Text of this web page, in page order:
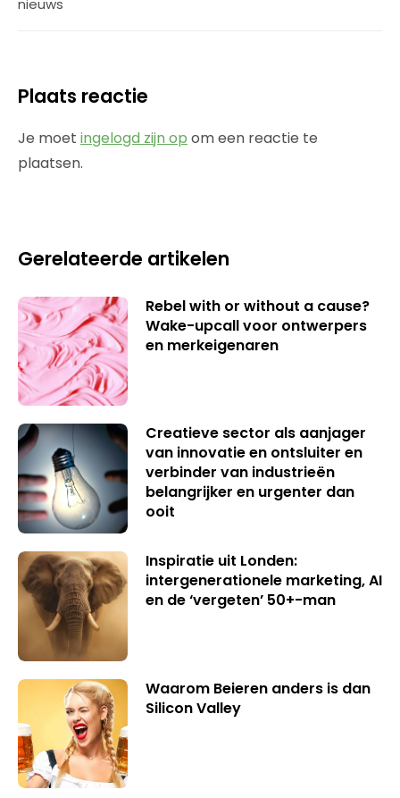
Plaats reactie
Je moet ingelogd zijn op om een reactie te
plaatsen.
Gerelateerde artikelen
Rebel with or without a cause?
Wake-upcall voor ontwerpers
en merkeigenaren
Creatieve sector als aanjager
van innovatie en ontsluiter en
verbinder van industrieën
belangrijker en urgenter dan
ooit
Inspiratie uit Londen:
intergenerationele marketing, AI
en de ‘vergeten’ 50+-man
Waarom Beieren anders is dan
Silicon Valley